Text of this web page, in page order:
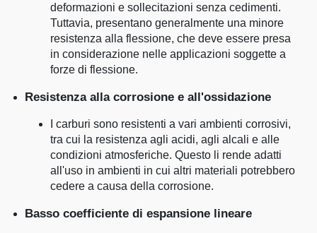
deformazioni e sollecitazioni senza cedimenti.
Tuttavia, presentano generalmente una minore
resistenza alla flessione, che deve essere presa
in considerazione nelle applicazioni soggette a
forze di flessione.
Resistenza alla corrosione e all'ossidazione
I carburi sono resistenti a vari ambienti corrosivi,
tra cui la resistenza agli acidi, agli alcali e alle
condizioni atmosferiche. Questo li rende adatti
all'uso in ambienti in cui altri materiali potrebbero
cedere a causa della corrosione.
Basso coefficiente di espansione lineare